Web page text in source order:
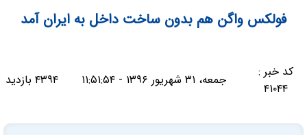
فولکس واگن هم بدون ساخت داخل به ایران آمد
کد خبر :
۴۱۰۴۴
جمعه، ۳۱ شهریور ۱۳۹۶ - ۱۱:۵۱:۵۴ ۴۳۹۴ بازدید